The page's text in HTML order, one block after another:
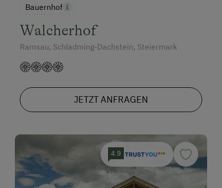
Bauernhof
Walcherhof
Ramsau, Schladming-Dachstein, Steiermark
JETZT ANFRAGEN
4.9